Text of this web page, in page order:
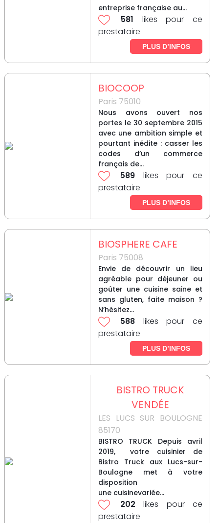
entreprise française au...
581 likes pour ce
prestataire
PLUS D’INFOS
BIOCOOP
Paris 75010
Nous avons ouvert nos
portes le 30 septembre 2015
avec une ambition simple et
pourtant inédite : casser les
codes d’un commerce
français de...
589 likes pour ce
prestataire
PLUS D’INFOS
BIOSPHERE CAFE
Paris 75008
Envie de découvrir un lieu
agréable pour déjeuner ou
goûter une cuisine saine et
sans gluten, faite maison ?
N’hésitez...
588 likes pour ce
prestataire
PLUS D’INFOS
BISTRO TRUCK
VENDÉE
LES LUCS SUR BOULOGNE
85170
BISTRO TRUCK Depuis avril
2019, votre cuisinier de
Bistro Truck aux Lucs-sur-
Boulogne met à votre
disposition
une cuisinevariée...
202 likes pour ce
prestataire